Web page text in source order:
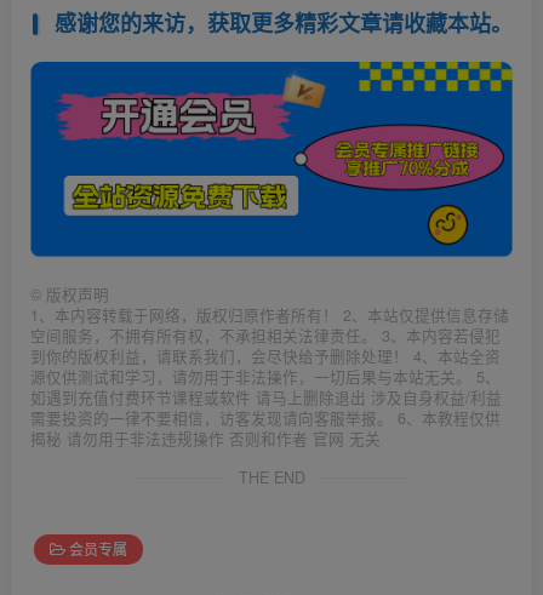
感谢您的来访，获取更多精彩文章请收藏本站。
© 版权声明
1、本内容转载于网络，版权归原作者所有！ 2、本站仅提供信息存储
空间服务，不拥有所有权，不承担相关法律责任。 3、本内容若侵犯
到你的版权利益，请联系我们，会尽快给予删除处理！ 4、本站全资
源仅供测试和学习，请勿用于非法操作，一切后果与本站无关。 5、
如遇到充值付费环节课程或软件 请马上删除退出 涉及自身权益/利益
需要投资的一律不要相信，访客发现请向客服举报。 6、本教程仅供
揭秘 请勿用于非法违规操作 否则和作者 官网 无关
THE END
会员专属